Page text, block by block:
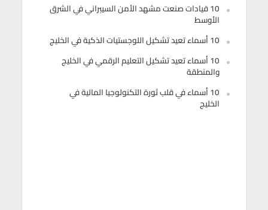
10 قيادات صنعت مشهد الأمن السيبراني في الشرق
الأوسط
10 أسماء تعيد تشكيل اللوجستيات الذكية في الخليج
10 أسماء تعيد تشكيل التعليم الرقمي في الخليج
والمنطقة
10 أسماء في قلب ثورة التكنولوجيا المالية في
الخليج